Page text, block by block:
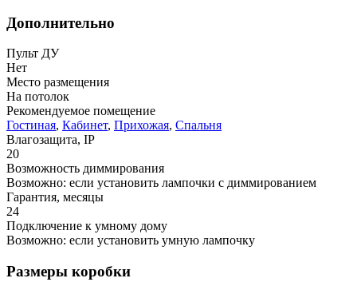
Дополнительно
Пульт ДУ
Нет
Место размещения
На потолок
Рекомендуемое помещение
Гостиная, Кабинет, Прихожая, Спальня
Влагозащита, IP
20
Возможность диммирования
Возможно: если установить лампочки с диммированием
Гарантия, месяцы
24
Подключение к умному дому
Возможно: если установить умную лампочку
Размеры коробки